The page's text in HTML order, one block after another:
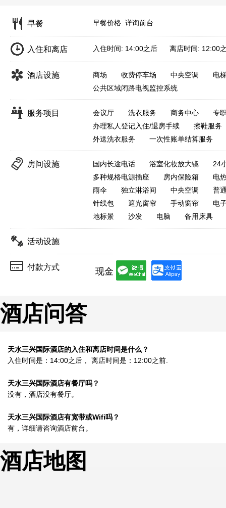
早餐 早餐价格: 详询前台
入住和离店 入住时间: 14:00之后 离店时间: 12:00
酒店设施 商场 收费停车场 中央空调
电
公共区域闭路电视监控系统
服务项目 会议厅 洗衣服务 商务中心
专
办理私人登记入住/退房手续
擦鞋服务
外送洗衣服务
一次性账单结算服务
房间设施 国内长途电话 浴室化妆放大镜
24
多种规格电源插座
房内保险箱
电
雨伞
独立淋浴间 中央空调
普
针线包
遮光窗帘 手动窗帘
电
地标景
沙发 电脑 备用床具
活动设施
付款方式 现金
酒店问答
天水三兴国际酒店的入住和离店时间是什么？
入住时间是：14:00之后， 离店时间是：12:00之前.
天水三兴国际酒店有餐厅吗？
没有，酒店没有餐厅。
天水三兴国际酒店有宽带或Wifi吗？
有，详细请咨询酒店前台。
酒店地图